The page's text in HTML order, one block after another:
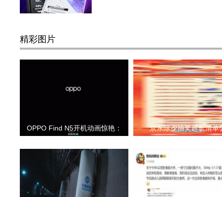
精彩图片
OPPO Find N5开机动画惊艳： 京东除夕抽奖超长清单